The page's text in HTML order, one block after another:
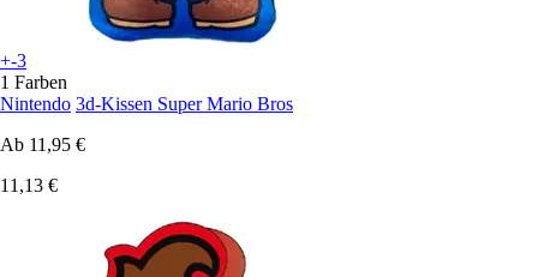
+-3
1 Farben
Nintendo 3d-Kissen Super Mario Bros
Ab 11,95 €
11,13 €